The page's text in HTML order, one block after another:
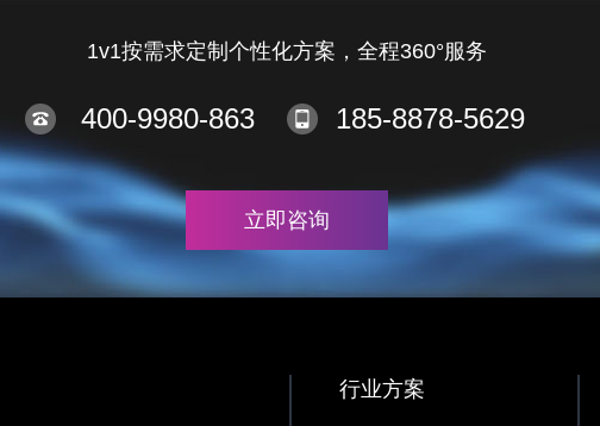
1v1按需求定制个性化方案，全程360°服务
400-9980-863 185-8878-5629
立即咨询
行业方案